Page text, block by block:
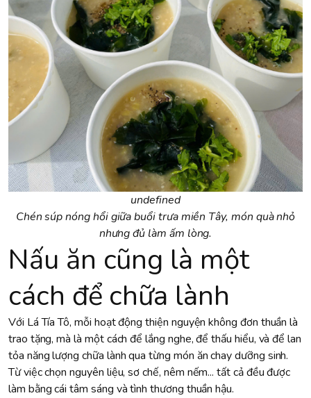
undefined
Chén súp nóng hổi giữa buổi trưa miền Tây, món quà nhỏ
nhưng đủ làm ấm lòng.
Nấu ăn cũng là một
cách để chữa lành
Với Lá Tía Tô, mỗi hoạt động thiện nguyện không đơn thuần là
trao tặng, mà là một cách để lắng nghe, để thấu hiểu, và để lan
tỏa năng lượng chữa lành qua từng món ăn chay dưỡng sinh.
Từ việc chọn nguyên liệu, sơ chế, nêm nếm... tất cả đều được
làm bằng cái tâm sáng và tình thương thuần hậu.